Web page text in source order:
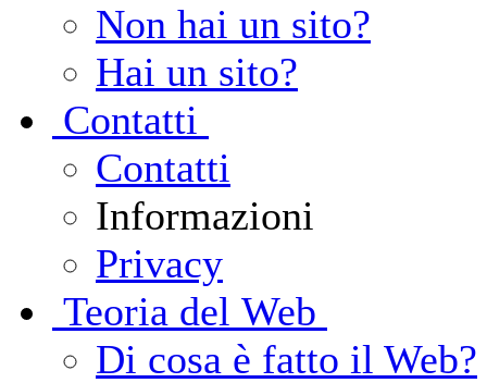
Non hai un sito?
Hai un sito?
Contatti
Contatti
Informazioni
Privacy
Teoria del Web
Di cosa è fatto il Web?